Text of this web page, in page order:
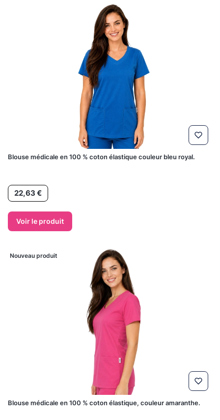
Blouse médicale en 100 % coton élastique couleur bleu royal.
Prix22,63 €
Voir le produit
Nouveau produit
Blouse médicale en 100 % coton élastique, couleur amaranthe.